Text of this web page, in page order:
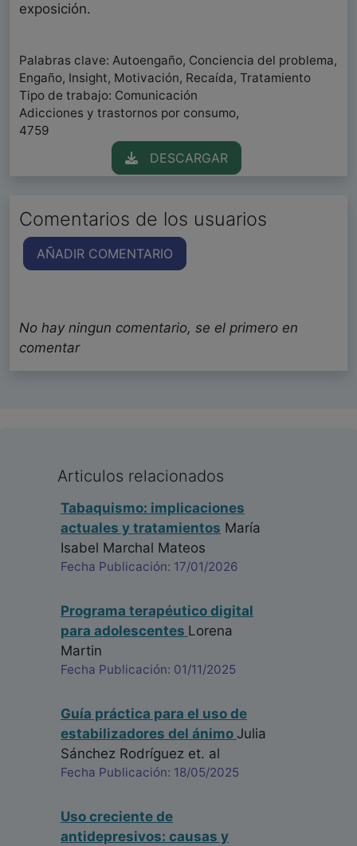
exposición.
Palabras clave: Autoengaño, Conciencia del problema,
Engaño, Insight, Motivación, Recaída, Tratamiento
Tipo de trabajo: Comunicación
Adicciones y trastornos por consumo,
4759
DESCARGAR
Comentarios de los usuarios
AÑADIR COMENTARIO
No hay ningun comentario, se el primero en
comentar
Articulos relacionados
Tabaquismo: implicaciones
actuales y tratamientos María
Isabel Marchal Mateos
Fecha Publicación: 17/01/2026
Programa terapéutico digital
para adolescentes Lorena
Martin
Fecha Publicación: 01/11/2025
Guía práctica para el uso de
estabilizadores del ánimo Julia
Sánchez Rodríguez et. al
Fecha Publicación: 18/05/2025
Uso creciente de
antidepresivos: causas y